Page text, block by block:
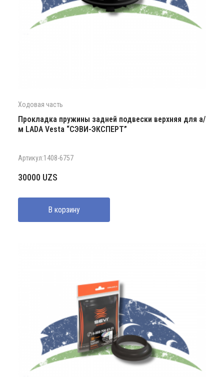
Ходовая часть
Прокладка пружины задней подвески верхняя для а/
м LADA Vesta “СЭВИ-ЭКСПЕРТ”
Артикул:1408-6757
30000 UZS
В корзину